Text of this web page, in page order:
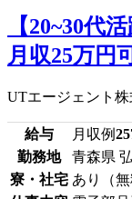
【20~30代
月収25万円
UTエージェント株
給与 月収例
勤務地
青森県
寮・社宅 あり（無